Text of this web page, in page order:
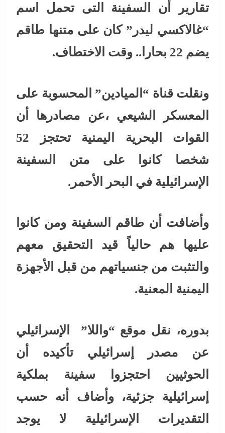
تقارير أن السفينة التى تحمل اسم
“غالاكسي ليدر” كان على متنها طاقم
يضم 22 بحارا.. وقت الاختطاف.
ونقلت قناة “الميادين” المحسوبة على
المعسكر الشيعي ،عن مصادرها أن
القوات البحرية اليمنية تحتجز 52
شخصا كانوا على متن السفينة
الإسرائيلية في البحر الأحمر.
وأضافت أن طاقم السفينة ومن كانوا
عليها هم حالياً قيد التحقيق معهم
والتثبت من جنسياتهم من قبل الأجهزة
اليمنية المعنية.
بدوره، نقل موقع “واللا” الإسرائيلي
عن مصدر إسرائيلي تأكيده أن
الحوثيين احتجزوا سفينة بملكية
إسرائيلية جزئية، وأضاف أنه حسب
التقديرات الإسرائيلية لا يوجد